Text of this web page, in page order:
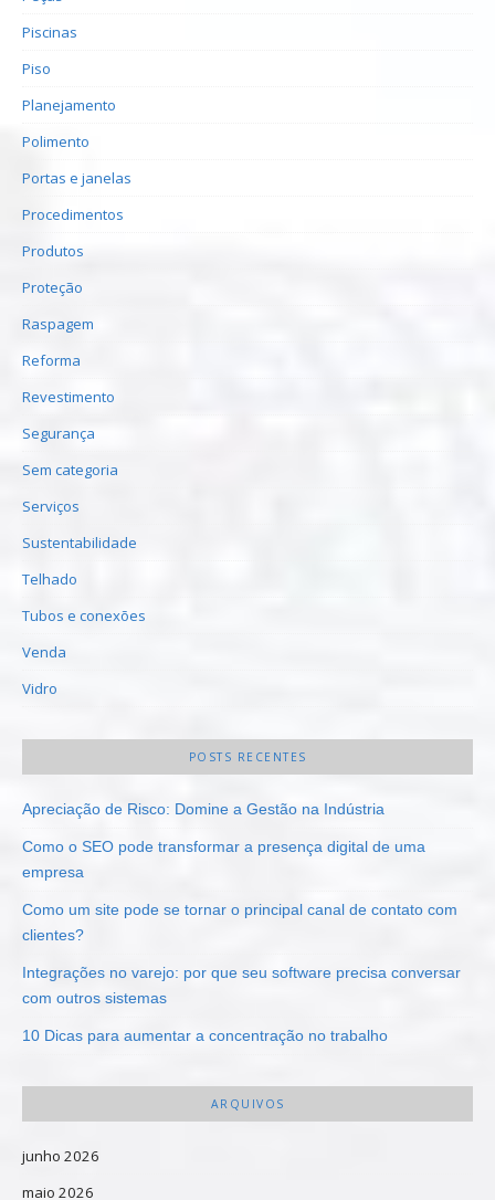
Piscinas
Piso
Planejamento
Polimento
Portas e janelas
Procedimentos
Produtos
Proteção
Raspagem
Reforma
Revestimento
Segurança
Sem categoria
Serviços
Sustentabilidade
Telhado
Tubos e conexões
Venda
Vidro
POSTS RECENTES
Apreciação de Risco: Domine a Gestão na Indústria
Como o SEO pode transformar a presença digital de uma
empresa
Como um site pode se tornar o principal canal de contato com
clientes?
Integrações no varejo: por que seu software precisa conversar
com outros sistemas
10 Dicas para aumentar a concentração no trabalho
ARQUIVOS
junho 2026
maio 2026